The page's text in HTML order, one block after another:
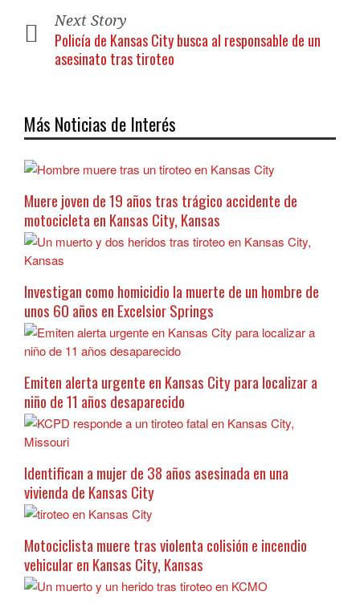
Next Story
Policía de Kansas City busca al responsable de un
asesinato tras tiroteo
Más Noticias de Interés
Muere joven de 19 años tras trágico accidente de
motocicleta en Kansas City, Kansas
Investigan como homicidio la muerte de un hombre de
unos 60 años en Excelsior Springs
Emiten alerta urgente en Kansas City para localizar a
niño de 11 años desaparecido
Identifican a mujer de 38 años asesinada en una
vivienda de Kansas City
Motociclista muere tras violenta colisión e incendio
vehicular en Kansas City, Kansas